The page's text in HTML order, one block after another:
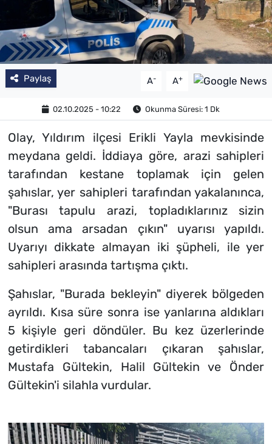
Paylaş A- A+
02.10.2025 - 10:22 Okunma Süresi: 1 Dk
Olay, Yıldırım ilçesi Erikli Yayla mevkisinde
meydana geldi. İddiaya göre, arazi sahipleri
tarafından kestane toplamak için gelen
şahıslar, yer sahipleri tarafından yakalanınca,
"Burası tapulu arazi, topladıklarınız sizin
olsun ama arsadan çıkın" uyarısı yapıldı.
Uyarıyı dikkate almayan iki şüpheli, ile yer
sahipleri arasında tartışma çıktı.
Şahıslar, "Burada bekleyin" diyerek bölgeden
ayrıldı. Kısa süre sonra ise yanlarına aldıkları
5 kişiyle geri döndüler. Bu kez üzerlerinde
getirdikleri tabancaları çıkaran şahıslar,
Mustafa Gültekin, Halil Gültekin ve Önder
Gültekin'i silahla vurdular.